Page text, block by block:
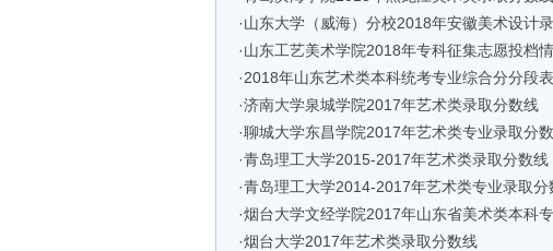
·山东大学（威海）分校2018年安徽美术设计
·山东工艺美术学院2018年专科征集志愿投档
·2018年山东艺术类本科统考专业综合分分段表
·济南大学泉城学院2017年艺术类录取分数线
·聊城大学东昌学院2017年艺术类专业录取分
·青岛理工大学2015-2017年艺术类录取分数线
·青岛理工大学2014-2017年艺术类专业录取分
·烟台大学文经学院2017年山东省美术类本科
·烟台大学2017年艺术类录取分数线